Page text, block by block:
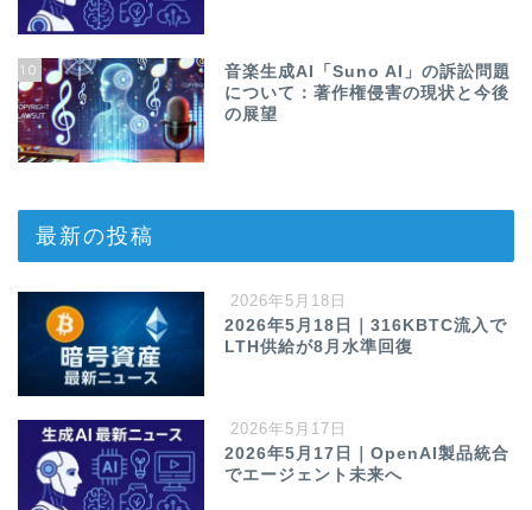
10
音楽生成AI「Suno AI」の訴訟問題
について：著作権侵害の現状と今後
の展望
最新の投稿
2026年5月18日
2026年5月18日｜316KBTC流入で
LTH供給が8月水準回復
2026年5月17日
2026年5月17日｜OpenAI製品統合
でエージェント未来へ